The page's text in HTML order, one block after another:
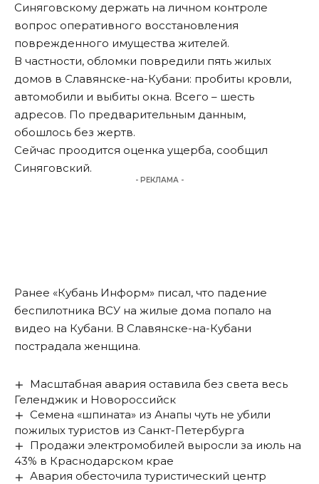
Синяговскому держать на личном контроле
вопрос оперативного восстановления
поврежденного имущества жителей.
В частности, обломки повредили пять жилых
домов в Славянске-на-Кубани: пробиты кровли,
автомобили и выбиты окна. Всего – шесть
адресов. По предварительным данным,
обошлось без жертв.
Сейчас проодится оценка ущерба, сообщил
Синяговский.
- РЕКЛАМА -
Ранее «Кубань Информ» писал, что падение
беспилотника ВСУ на жилые дома попало на
видео на Кубани. В Славянске-на-Кубани
пострадала женщина.
Масштабная авария оставила без света весь
Геленджик и Новороссийск
Семена «шпината» из Анапы чуть не убили
пожилых туристов из Санкт-Петербурга
Продажи электромобилей выросли за июль на
43% в Краснодарском крае
Авария обесточила туристический центр